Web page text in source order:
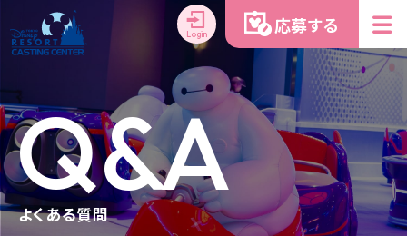
Login 応募する
Q&A
よくある質問